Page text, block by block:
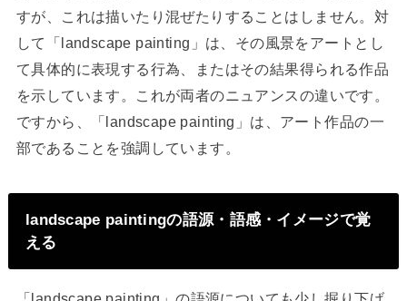
すが、これは描いたり混ぜたりすることはしません。対
して「landscape painting」は、その風景をアートとし
て具体的に表現する行為、またはその結果得られる作品
を示しています。これが両者のニュアンスの違いです。
ですから、「landscape painting」は、アート作品の一
部であることを強調しています。
landscape paintingの語源・語感・イメージで覚
える